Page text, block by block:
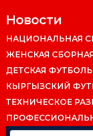
Новости
НАЦИОНАЛЬНАЯ
ЖЕНСКАЯ
ДЕТСКАЯ
КЫРГЫЗСКИЙ
ТЕХНИЧЕСКОЕ